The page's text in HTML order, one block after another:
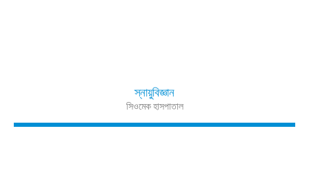
স্নায়ুবিজ্ঞান
সিওমেক হাসপাতাল